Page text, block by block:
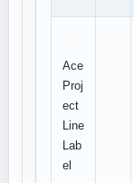
Ace
Proj
ect
Line
Lab
el